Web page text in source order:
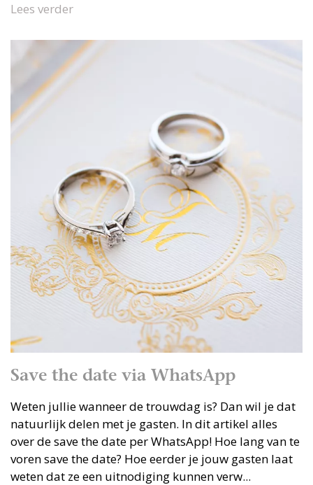
Lees verder
Save the date via WhatsApp
Weten jullie wanneer de trouwdag is? Dan wil je dat
natuurlijk delen met je gasten. In dit artikel alles
over de save the date per WhatsApp! Hoe lang van te
voren save the date? Hoe eerder je jouw gasten laat
weten dat ze een uitnodiging kunnen verw...